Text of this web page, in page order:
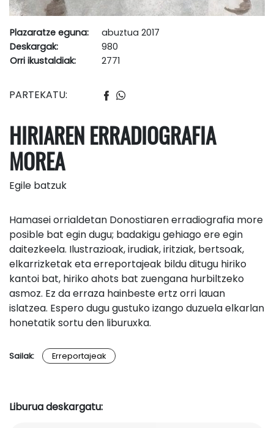
Plazaratze eguna:
abuztua 2017
Deskargak:
980
Orri ikustaldiak:
2771
PARTEKATU:
HIRIAREN ERRADIOGRAFIA
MOREA
Egile batzuk
Hamasei orrialdetan Donostiaren erradiografia more
posible bat egin dugu; badakigu gehiago ere egin
daitezkeela. Ilustrazioak, irudiak, iritziak, bertsoak,
elkarrizketak eta erreportajeak bildu ditugu hiriko
kantoi bat, hiriko ahots bat zuengana hurbiltzeko
asmoz. Ez da erraza hainbeste ertz orri lauan
islatzea. Espero dugu gustuko izango duzuela elkarlan
honetatik sortu den liburuxka.
Sailak: Erreportajeak
Liburua deskargatu: